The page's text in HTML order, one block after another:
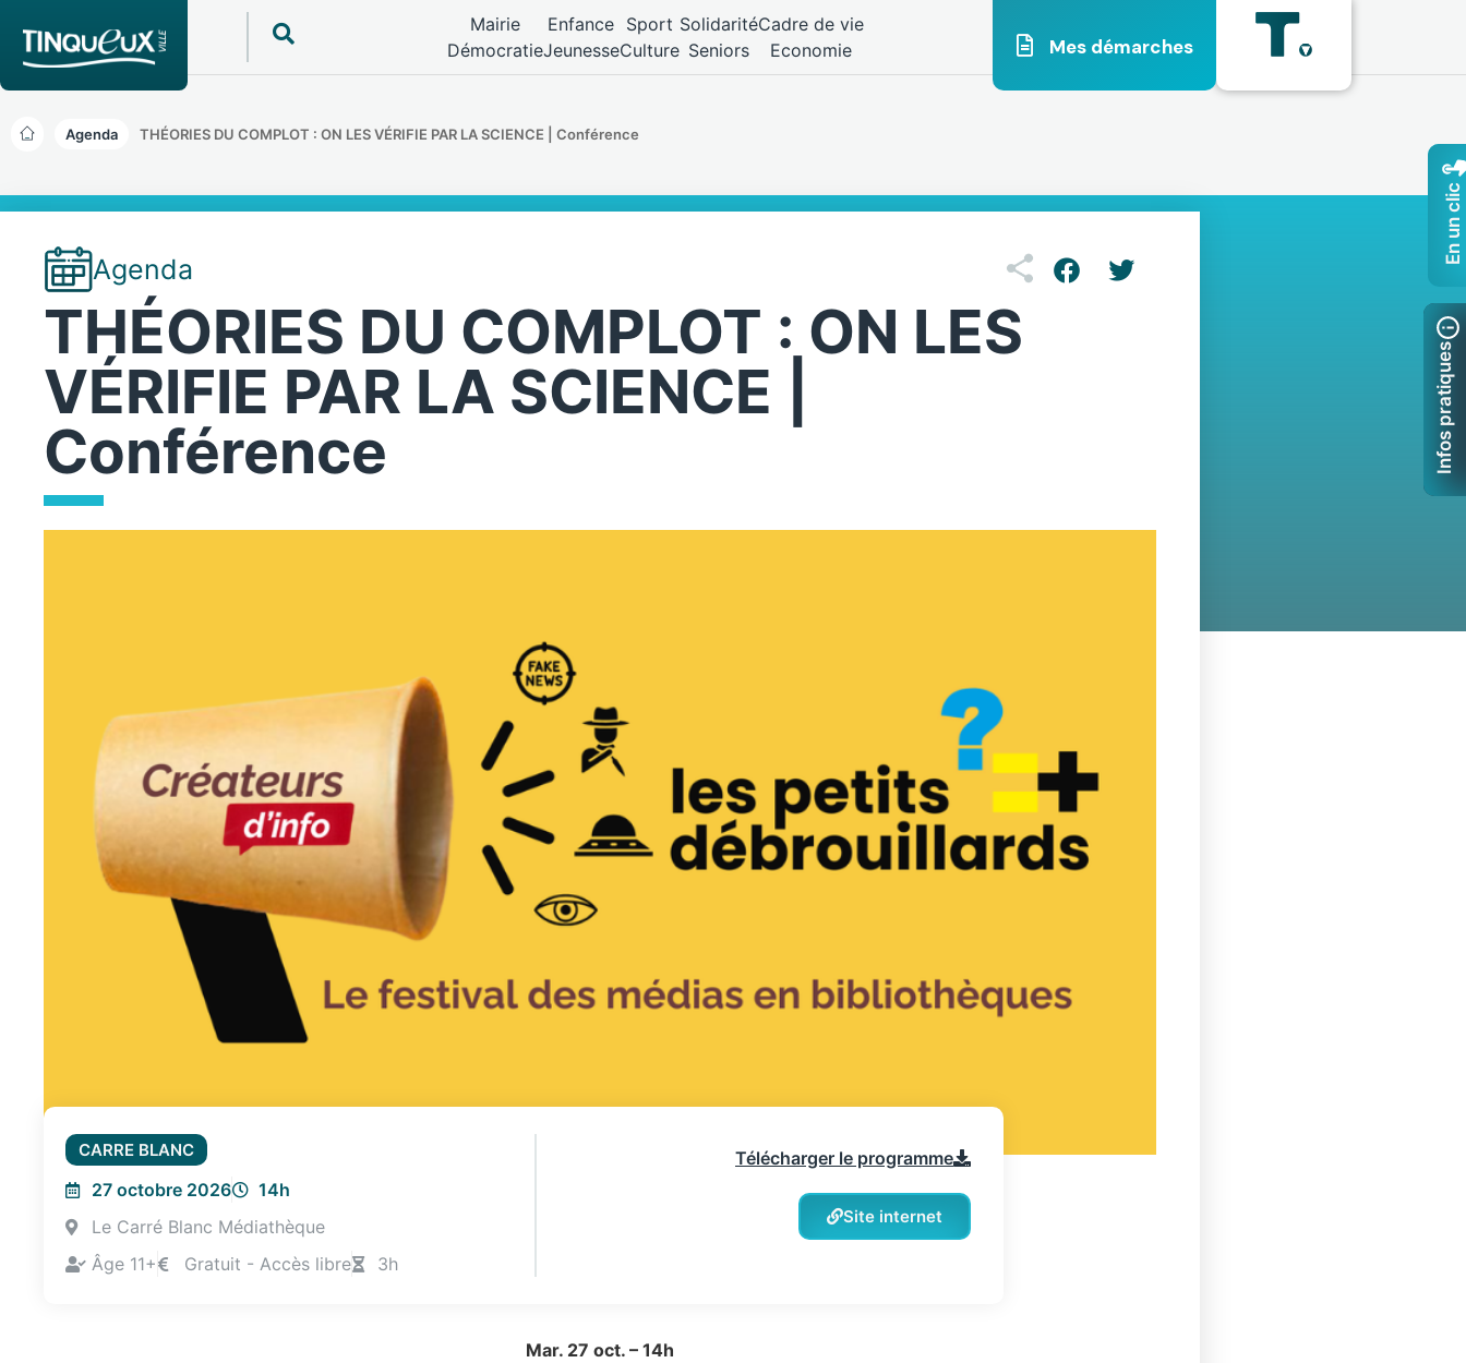
Mairie
Démocratie
Enfance
Jeunesse
Sport
Culture
Solidarité
Seniors
Cadre de vie
Economie
Mes démarches
Agenda THÉORIES DU COMPLOT : ON LES VÉRIFIE PAR LA SCIENCE | Conférence
Agenda
THÉORIES DU COMPLOT : ON LES
VÉRIFIE PAR LA SCIENCE |
Conférence
CARRE BLANC
27 octobre 2026
14h
Le Carré Blanc Médiathèque
Âge 11+
Gratuit - Accès libre 3h
Télécharger le programme
Site internet
Mar. 27 oct. – 14h
En un clic
Infos pratiques